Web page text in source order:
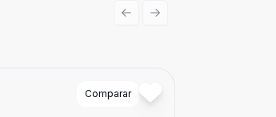
Comparar
Previous slide
Next slide